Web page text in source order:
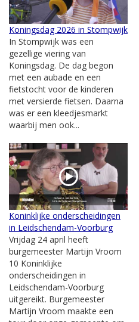
Koningsdag 2026 in Stompwijk
In Stompwijk was een
gezellige viering van
Koningsdag. De dag begon
met een aubade en een
fietstocht voor de kinderen
met versierde fietsen. Daarna
was er een kleedjesmarkt
waarbij men ook...
Koninklijke onderscheidingen
in Leidschendam-Voorburg
Vrijdag 24 april heeft
burgemeester Martijn Vroom
10 Koninklijke
onderscheidingen in
Leidschendam-Voorburg
uitgereikt. Burgemeester
Martijn Vroom maakte een